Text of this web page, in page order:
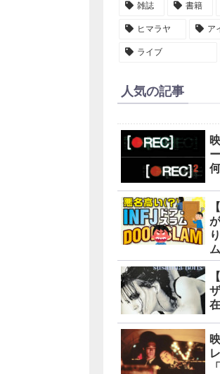
雑誌 書籍
ヒマラヤ ア
ライブ
人気の記事